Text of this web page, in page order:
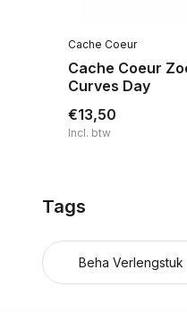
Cache Coeur
Cache Coeur
Curves Day
€13,50
Incl. btw
Tags
Beha Verlengstuk